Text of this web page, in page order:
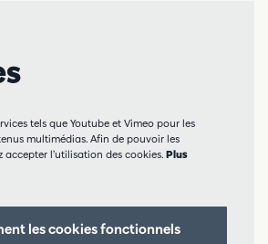
tels que Youtube et Vimeo pour les
multimédias. Afin de pouvoir les
accepter l’utilisation des cookies. Plus
les cookies fonctionnels